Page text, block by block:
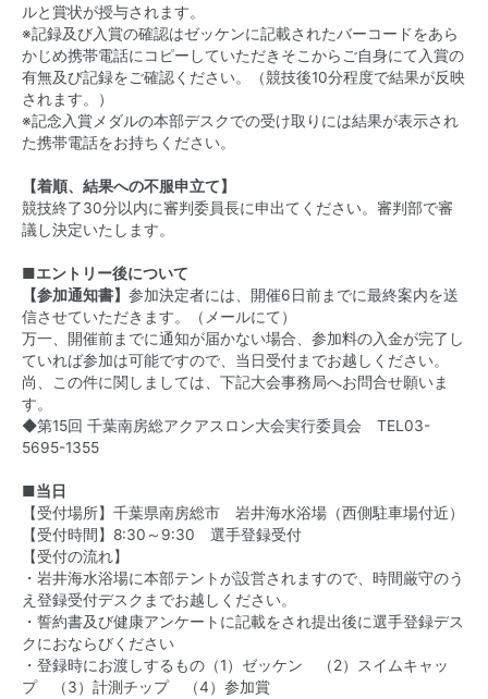
ルと賞状が授与されます。
※記録及び入賞の確認はゼッケンに記載されたバーコードをあら
かじめ携帯電話にコピーしていただきそこからご自身にて入賞の
有無及び記録をご確認ください。（競技後10分程度で結果が反映
されます。）
※記念入賞メダルの本部デスクでの受け取りには結果が表示され
た携帯電話をお持ちください。
【着順、結果への不服申立て】
競技終了30分以内に審判委員長に申出てください。審判部で審
議し決定いたします。
■エントリー後について
【参加通知書】 参加決定者には、開催6日前までに最終案内を送
信させていただきます。（メールにて）
万一、開催前までに通知が届かない場合、参加料の入金が完了し
ていれば参加は可能ですので、当日受付までお越しください。
尚、この件に関しましては、下記大会事務局へお問合せ願いま
す。
◆第15回 千葉南房総アクアスロン大会実行委員会 TEL03-
5695-1355
■当日
【受付場所】千葉県南房総市 岩井海水浴場（西側駐車場付近）
【受付時間】8:30～9:30 選手登録受付
【受付の流れ】
・岩井海水浴場に本部テントが設営されますので、時間厳守のう
え登録受付デスクまでお越しください。
・誓約書及び健康アンケートに記載をされ提出後に選手登録デス
クにおならびください
・登録時にお渡しするもの（1）ゼッケン （2）スイムキャッ
プ （3）計測チップ （4）参加賞